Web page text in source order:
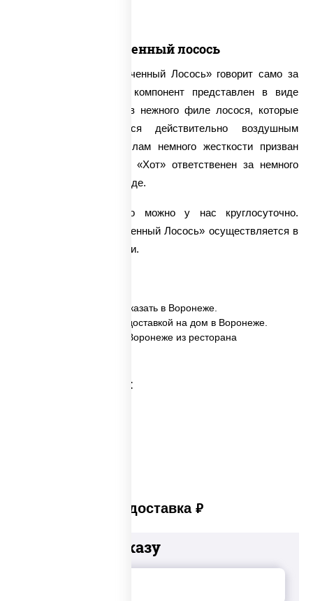
Запеченный лосось
Название ролла «Запеченный Лосось» говорит само за
себя – основной его компонент представлен в виде
слабосоленых кусочков нежного филе лосося, которые
эффектно дополняются действительно воздушным
омлетом. Придать роллам немного жесткости призван
свежий огурец, а соус «Хот» ответственен за немного
островатые нотки в блюде.
Заказать такое блюдо можно у нас круглосуточно.
Доставка ролла «Запеченный Лосось» осуществляется в
самые кратчайшие сроки.
✅ Запеченный лосось заказать в Воронеже.
✅ Запеченный лосось с доставкой на дом в Воронеже.
✅ Запеченный лосось в Воронеже из ресторана
Категории товара:
Платная доставка руб
Добавьте к заказу